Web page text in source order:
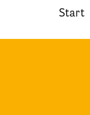
Start